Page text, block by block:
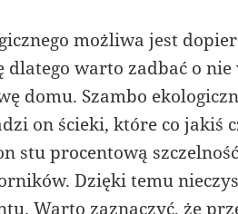
możliwa jest
warto zadbać o nie
domu. Szambo
on ścieki, które co jakiś
stu procentową
Dzięki temu
Warto zaznaczyć, że